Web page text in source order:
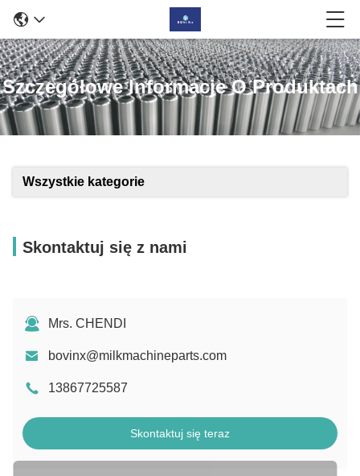
Szczegółowe Informacje O Produktach
Wszystkie kategorie
Skontaktuj się z nami
Mrs. CHENDI
bovinx@milkmachineparts.com
13867725587
Skontaktuj się teraz